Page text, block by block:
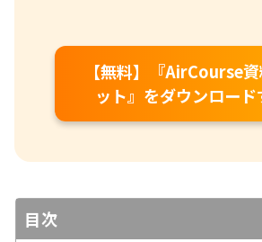
【無料】『AirCourse
ット』をダウンロード
目次